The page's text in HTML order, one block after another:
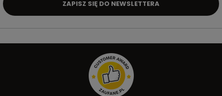
ZAPISZ SIĘ DO NEWSLETTERA